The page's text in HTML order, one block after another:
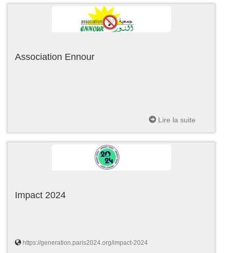
Association Ennour
Lire la suite
Impact 2024
https://generation.paris2024.org/impact-2024